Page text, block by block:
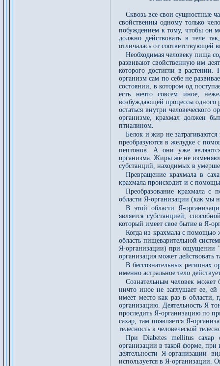
Сквозь все свои сущностные
свойственны одному только
побуждением к тому, чтобы он
должно действовать в теле
отличалась от соответствующей
Необходимая человеку пища
развивают свойственную им
которого достигли в
организм сам по себе не
состоянии, в котором од
есть нечто совсем иное,
возбуждающей процессы одного
остаться внутри
организме, крахмал должен
птиалином.
Белок и жир не
преобразуются в желудке с
пептонов. А они уже
организма. Жиры же не
субстанций, находимых в
Превращение крахмала в
крахмала происходит и с
Преобразование крахмала с
области Я-организации (как мы
В этой области Я-
является субстанцией,
который имеет свое бытие в Я-
Когда из крахмала с помощью
область пищеварительной
Я-организации) при ощущении
организация может действовать
В бессознательных регионах
именно астральное тело
Сознательным человек может
ничто иное не заглушает ее,
имеет место как раз в области,
организацию. Деятельность Я
проследить Я-организацию по
сахар, там появляется Я-
телесность к человеческой
При Diabetes mellitus сахар
организации в такой форме, при
деятельности Я-организации
используется в Я-организации.